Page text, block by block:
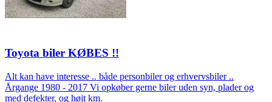
Toyota biler KØBES !!
Alt kan have interesse .. både personbiler og erhvervsbiler ..
Årgange 1980 - 2017 Vi opkøber gerne biler uden syn, plader og
med defekter, og højt km.